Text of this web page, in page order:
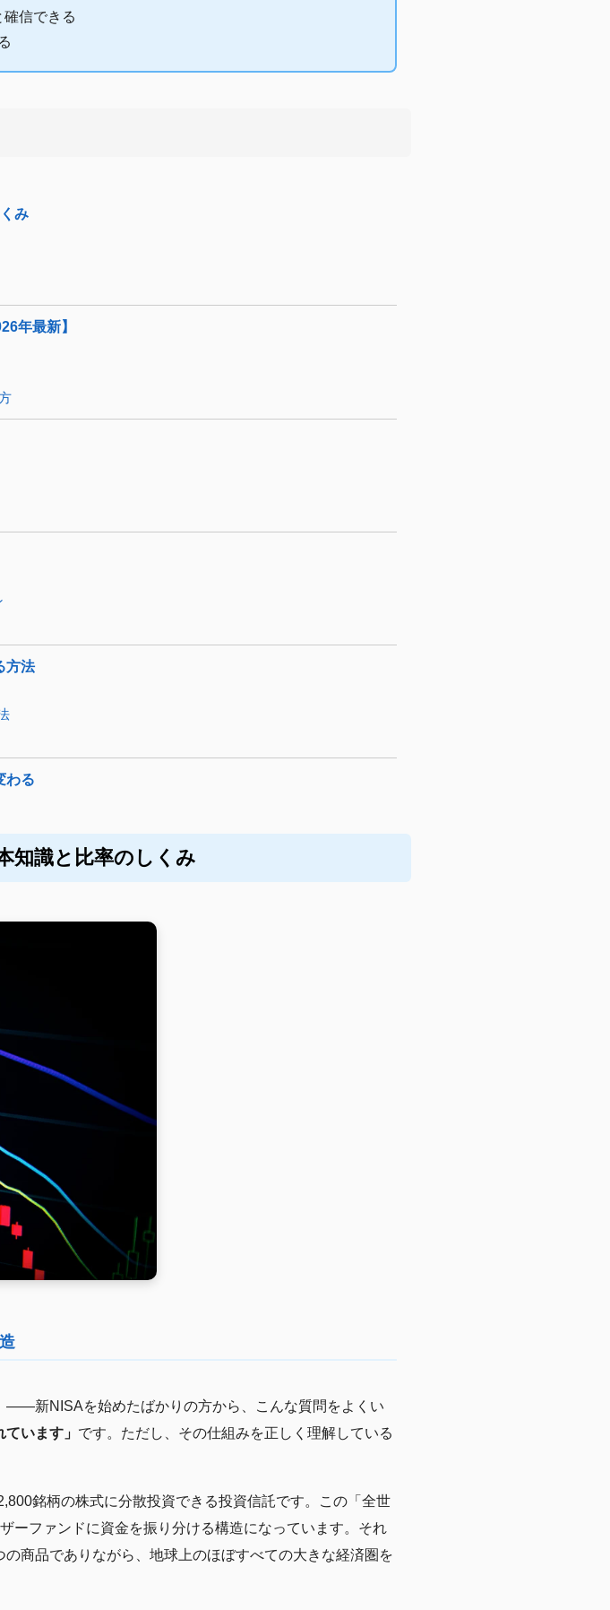
信できる
み
年最新】
方法
わる
知識と比率のしくみ
——新NISAを始めたばかりの方から、こんな質問をよくい
います」 です。ただし、その仕組みを正しく理解している
銘柄の株式に分散投資できる投資信託です。この「全世
ーファンドに資金を振り分ける構造になっています。それ
商品でありながら、地球上のほぼすべての大きな経済圏を